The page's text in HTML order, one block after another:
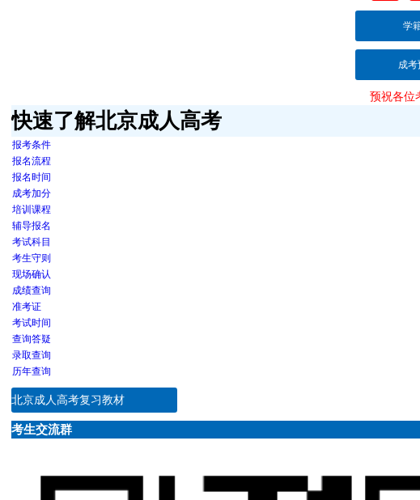
学
成考
预祝各位
快速了解北京成人高考
报考条件
报名流程
报名时间
成考加分
培训课程
辅导报名
考试科目
考生守则
现场确认
成绩查询
准考证
考试时间
查询答疑
录取查询
历年查询
北京成人高考复习教材
考生交流群